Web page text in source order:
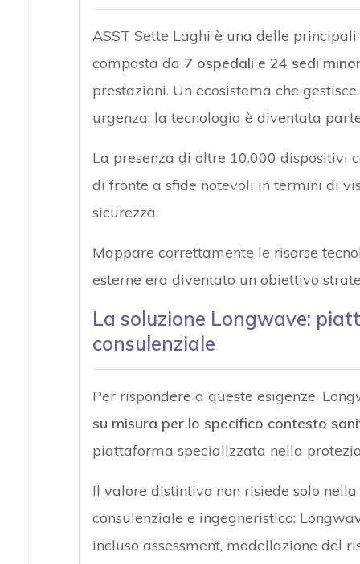
ASST Sette Laghi è una delle
composta da 7 ospedali e 24 sedi
prestazioni. Un ecosistema che
urgenza: la tecnologia è diventata
La presenza di oltre 10.000 dispositivi
di fronte a sfide notevoli in termini di
sicurezza.
Mappare correttamente le risorse
esterne era diventato un obiettivo
La soluzione Longwave:
consulenziale
Per rispondere a queste esigenze,
su misura per lo specifico contesto
piattaforma specializzata nella
Il valore distintivo non risiede solo
consulenziale e ingegneristico:
incluso assessment, modellazione del